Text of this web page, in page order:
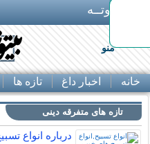
بـیتوتــه
منو
خانه اخبار داغ تازه ها
تازه های متفرقه دینی
درباره انواع